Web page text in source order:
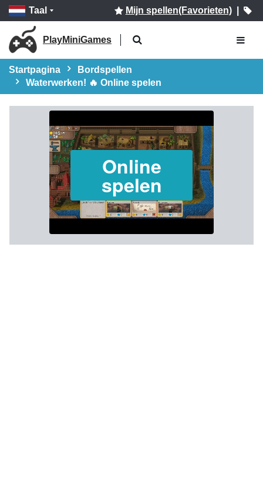
Taal Mijn spellen(Favorieten)|
PlayMiniGames
Startpagina
Bordspellen
Waterwerken! 🔥 Online spelen
Online
spelen